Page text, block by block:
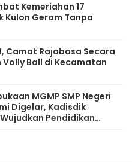
Kemeriahan 17
Kulon Geram Tanpa
Camat Rajabasa Secara
Volly Ball di Kecamatan
MGMP SMP Negeri
Digelar, Kadisdik
Pendidikan